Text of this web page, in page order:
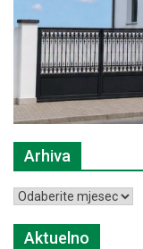
Arhiva
Arhiva
Aktuelno